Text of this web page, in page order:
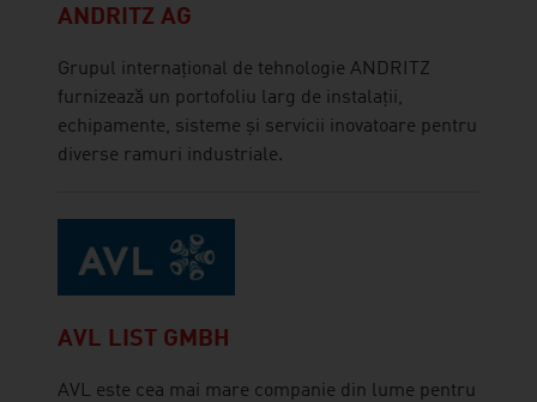
ANDRITZ AG
Grupul internațional de tehnologie ANDRITZ
furnizează un portofoliu larg de instalații,
echipamente, sisteme și servicii inovatoare pentru
diverse ramuri industriale.
AVL LIST GMBH
AVL este cea mai mare companie din lume pentru